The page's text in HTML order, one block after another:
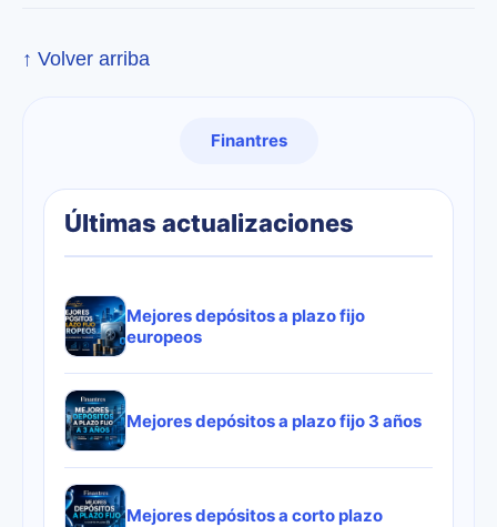
↑ Volver arriba
Finantres
Últimas actualizaciones
Mejores depósitos a plazo fijo
europeos
Mejores depósitos a plazo fijo 3 años
Mejores depósitos a corto plazo